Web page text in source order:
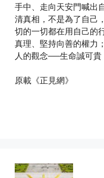
手中、走向天安門喊出
清真相，不是為了自己
切的一切都在用自己的
真理、堅持向善的權力
人的觀念──生命誠可貴
原載《正見網》